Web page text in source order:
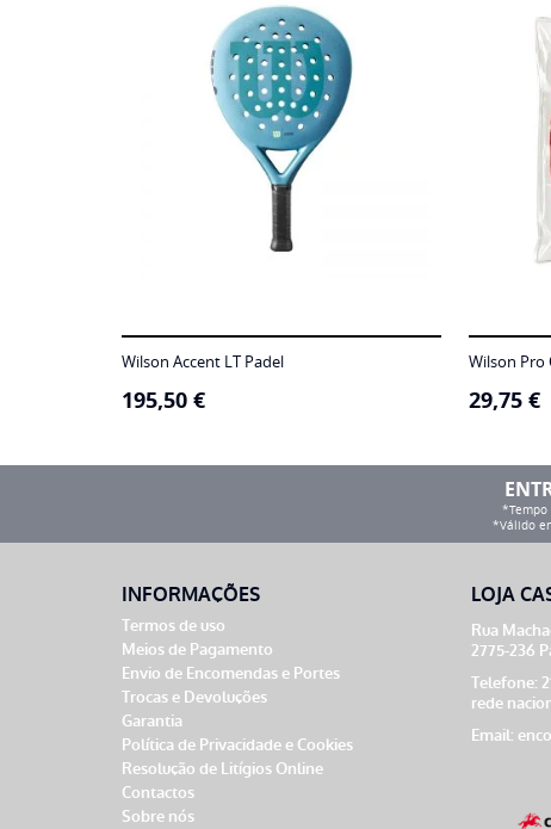
Wilson Accent LT Padel
195,50 €
Wilson Pro
29,75 €
*Válido
INFORMAÇÕES
Termos de uso
Meios de Pagamento
Envio de Encomendas e Portes
Trocas e Devoluções
Garantia
Política de Privacidade e Cookies
Resolução de Litígios Online
Contactos
Sobre nós
LOJA
Rua
2775-236
Telefone:
rede
Email: